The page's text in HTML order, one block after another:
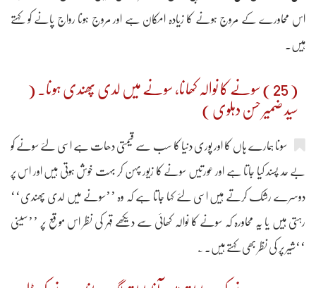
اس محاورے کے مروج ہونے کا زیادہ امکان ہے اور مروج ہونا رواج پانے کو کہتے
ہیں۔
( 25 ) سونے کا نوالہ کھانا، سونے میں لدی پھندی ہونا۔ (
سید ضمیر حسن دہلوی )
سونا ہمارے ہاں کا اور پوری دنیا کا سب سے قیمتی دھات ہے اسی لئے سونے کو
بے حد پسند کیا جاتا ہے اور عورتیں سونے کا زیور پہن کر بہت خوش ہوتی ہیں اور اس پر
دوسرے رشک کرتے ہیں اسی لئے کہا جاتا ہے کہ وہ ’’سونے میں لدی پھندی‘‘
رہتی ہیں یا یہ محاورہ کہ سونے کا نوالہ کھائی سے دیکھے قہر کی نظر اس موقع پر ’’سینی
‘‘شیر پر کی نظر بھی کہتے ہیں۔ ؂